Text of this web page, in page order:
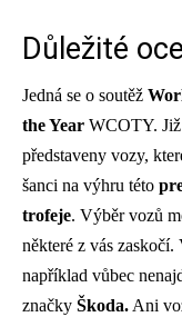
Důležité
Jedná se o soutěž
the Year WCOTY.
představeny vozy,
šanci na výhru této
trofeje. Výběr vozů
některé z vás zaskočí.
například vůbec
značky Škoda. Ani